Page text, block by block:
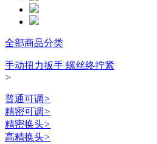
全部商品分类
手动扭力扳手 螺丝终拧紧
>
普通可调>
精密可调>
精密换头>
高精换头>